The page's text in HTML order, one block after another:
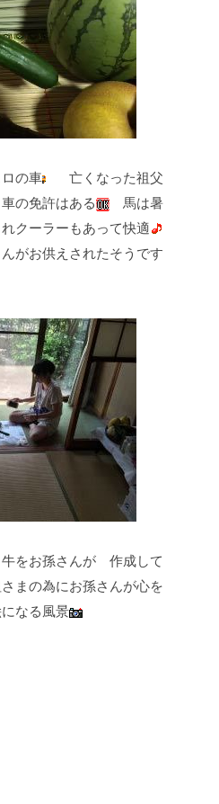
の車
亡くなった祖父
の免許はある
馬は暑
クーラーもあって快適
がお供えされたそうです
をお孫さんが 作成して
まの為にお孫さんが心を
なる風景